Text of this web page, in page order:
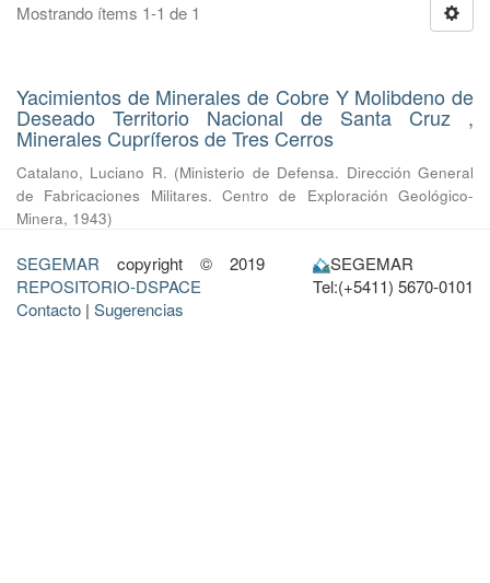
Mostrando ítems 1-1 de 1
Yacimientos de Minerales de Cobre Y Molibdeno de
Deseado Territorio Nacional de Santa Cruz ,
Minerales Cupríferos de Tres Cerros
Catalano, Luciano R. (Ministerio de Defensa. Dirección General
de Fabricaciones Militares. Centro de Exploración Geológico-
Minera, 1943)
SEGEMAR copyright © 2019
REPOSITORIO-DSPACE
Contacto | Sugerencias
SEGEMAR
Tel:(+5411) 5670-0101